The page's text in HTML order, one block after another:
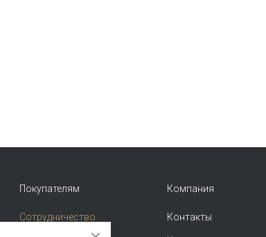
Покупателям
Сотрудничество
Компания
Контакты